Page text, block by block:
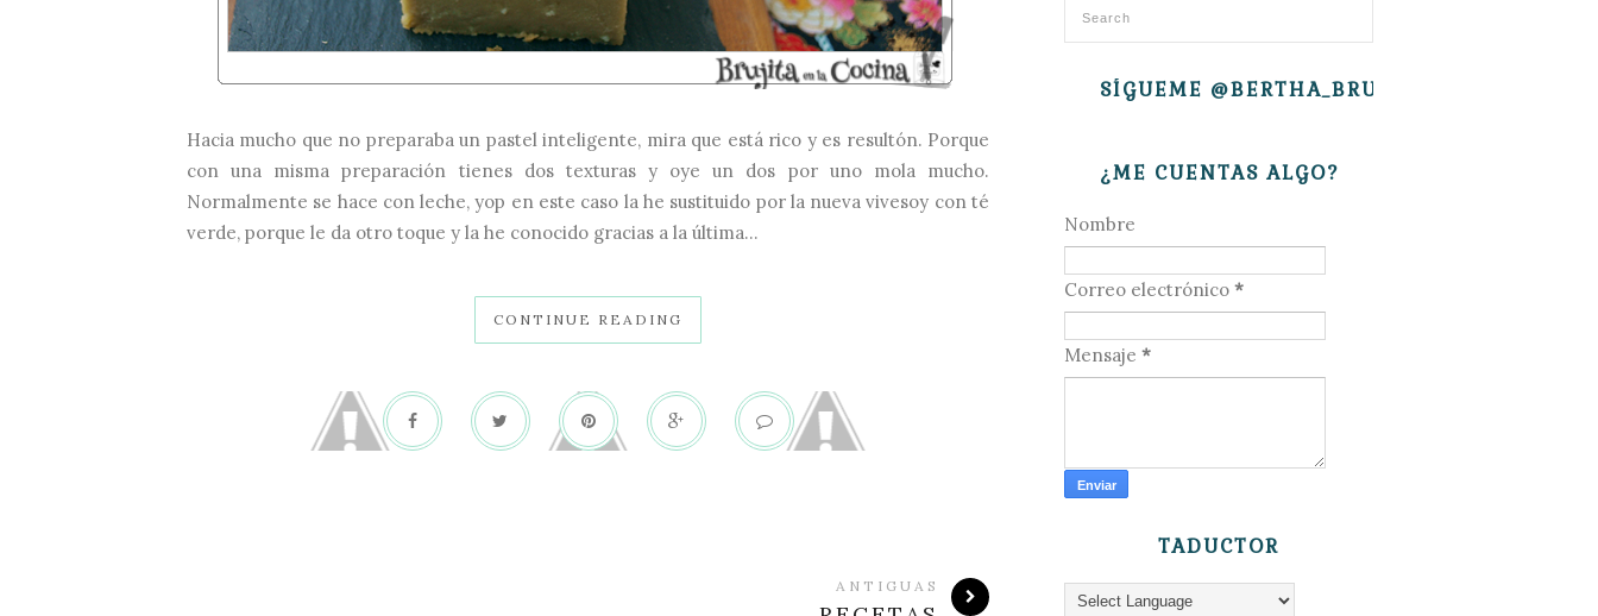
Hacia mucho que no preparaba un pastel inteligente, mira que está rico y es resultón. Porque
con una misma preparación tienes dos texturas y oye un dos por uno mola mucho.
Normalmente se hace con leche, yop en este caso la he sustituido por la nueva vivesoy con té
verde, porque le da otro toque y la he conocido gracias a la última...
CONTINUE READING
ANTIGUAS
SÍGUEME @BERTHA_BRUJITA
¿ME CUENTAS ALGO?
Nombre
Correo electrónico *
Mensaje *
TADUCTOR